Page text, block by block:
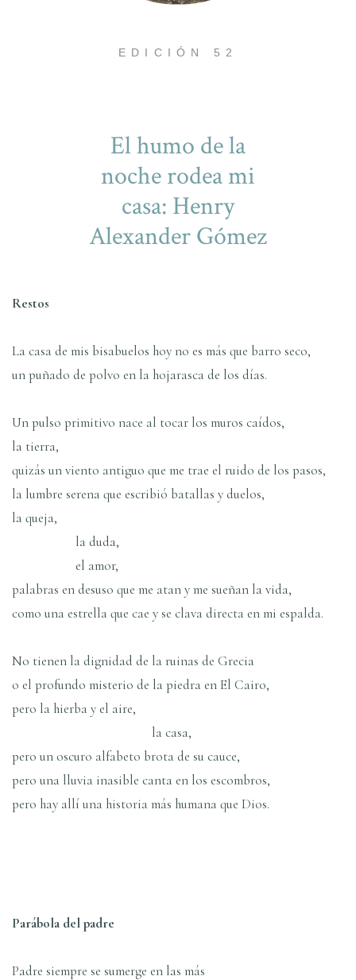
EDICIÓN 52
El humo de la
noche rodea mi
casa: Henry
Alexander Gómez
Restos
La casa de mis bisabuelos hoy no es más que barro seco,
un puñado de polvo en la hojarasca de los dí­as.
Un pulso primitivo nace al tocar los muros caí­dos,
la tierra,
quizás un viento antiguo que me trae el ruido de los pasos,
la lumbre serena que escribió batallas y duelos,
la queja,
la duda,
el amor,
palabras en desuso que me atan y me sueñan la vida,
como una estrella que cae y se clava directa en mi espalda.
No tienen la dignidad de la ruinas de Grecia
o el profundo misterio de la piedra en El Cairo,
pero la hierba y el aire,
la casa,
pero un oscuro alfabeto brota de su cauce,
pero una lluvia inasible canta en los escombros,
pero hay allí­ una historia más humana que Dios.
Parábola del padre
Padre siempre se sumerge en las más